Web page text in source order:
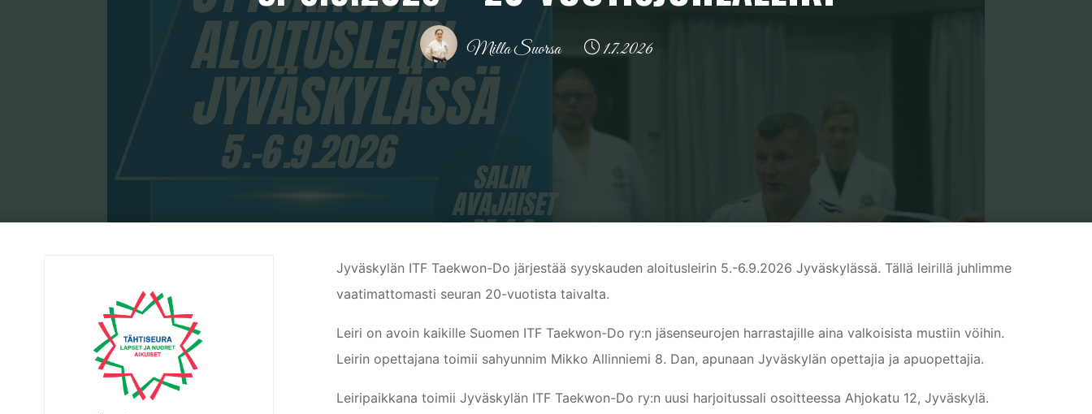
Milla Suorsa 1.7.2026
Jyväskylän ITF Taekwon-Do järjestää syyskauden aloitusleirin 5.-6.9.2026 Jyväskylässä. Tällä leirillä juhlimme
vaatimattomasti seuran 20-vuotista taivalta.
Leiri on avoin kaikille Suomen ITF Taekwon-Do ry:n jäsenseurojen harrastajille aina valkoisista mustiin vöihin.
Leirin opettajana toimii sahyunnim Mikko Allinniemi 8. Dan, apunaan Jyväskylän opettajia ja apuopettajia.
Leiripaikkana toimii Jyväskylän ITF Taekwon-Do ry:n uusi harjoitussali osoitteessa Ahjokatu 12, Jyväskylä.